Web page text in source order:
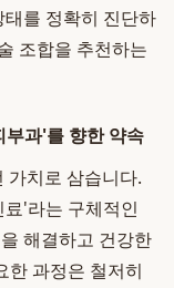
를 정확히 진단하
조합을 추천하는
과'를 향한 약속
가치로 삼습니다.
'라는 구체적인
해결하고 건강한
한 과정은 철저히